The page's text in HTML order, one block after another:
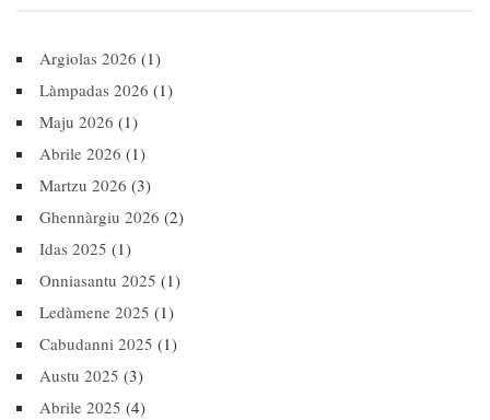
Argiolas 2026 (1)
Làmpadas 2026 (1)
Maju 2026 (1)
Abrile 2026 (1)
Martzu 2026 (3)
Ghennàrgiu 2026 (2)
Idas 2025 (1)
Onniasantu 2025 (1)
Ledàmene 2025 (1)
Cabudanni 2025 (1)
Austu 2025 (3)
Abrile 2025 (4)